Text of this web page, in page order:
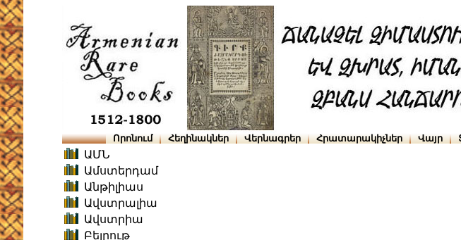
Որոնում Հեղինակներ Վերնագրեր Հրատարակիչներ Վայր
ԱՄՆ
Ամստերդամ
Անթիլիաս
Ավստրալիա
Ավստրիա
Բեյրութ